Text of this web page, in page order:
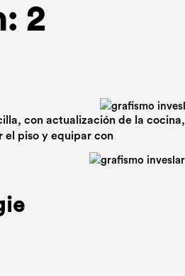
2
con actualización de la cocina,
el piso y equipar con